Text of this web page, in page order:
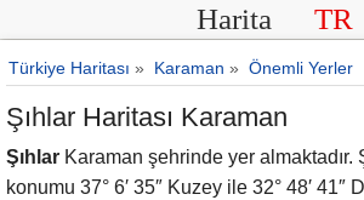
Harita TR
Türkiye Haritası » Karaman » Önemli Yerler
Şıhlar Haritası Karaman
Şıhlar Karaman şehrinde yer almaktadır.
konumu 37° 6′ 35″ Kuzey ile 32° 48′ 41″